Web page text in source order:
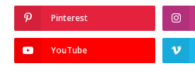
Pinterest
YouTube